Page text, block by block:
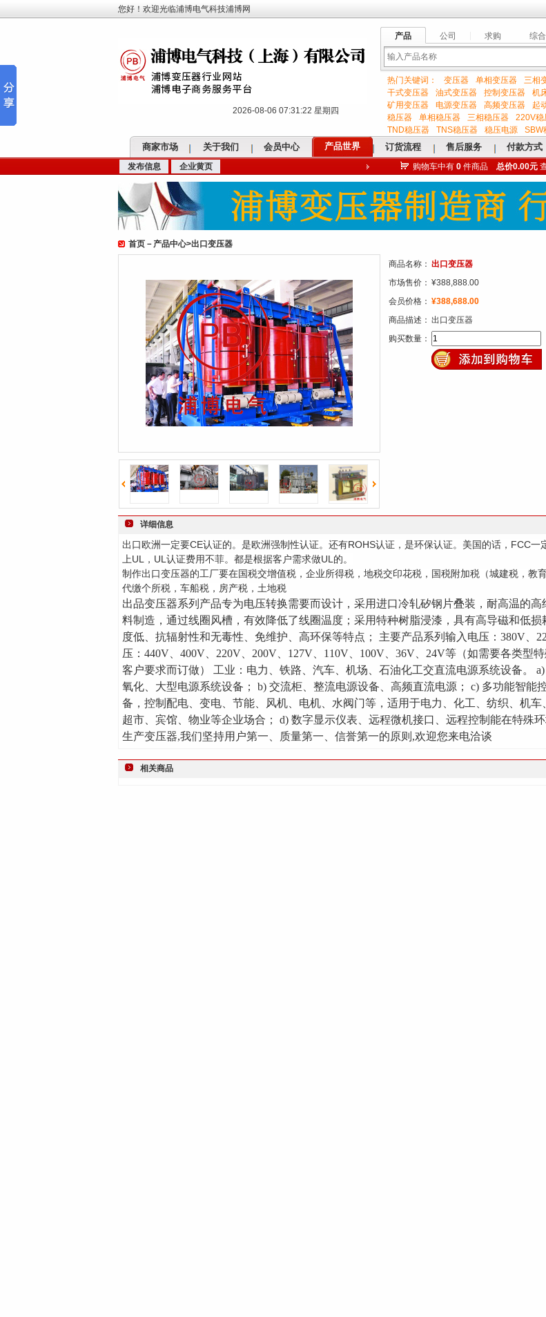
您好！欢迎光临浦博电气科技浦博网
2026-08-06 07:31:23 星期四
产品 公司 求购 综合
输热门关键词： 变压器 单相变压器 三相
干式变压器
油式变压器 控制变压器 机
矿用变压器
电源变压器 高频变压器 起
稳压器
单相稳压器 三相稳压器 220V稳
TND稳压器
TNS稳压器 稳压电源 SBW
商家市场 关于我们 会员中心 产品世界 订货流程 售后服务 付款方式
发布信息 企业黄页 购物车中有 0 件商品 总价0.00元
首页 － 产品中心>出口变压器
商品名称： 出口变压器
市场售价： ¥388,888.00
会员价格： ¥388,688.00
商品描述： 出口变压器
购买数量：
详细信息
出口欧洲一定要CE认证的。是欧洲强制性认证。还有ROHS认证，是环保认证。美国的话， FCC一
上UL ， UL 认证费用不菲。都是根据客户需求做UL 的。
制作出口变压器的工厂要在国税交增值税，企业所得税，地税交印花税，国税附加税（城建税，教
代缴个所税，车船税，房产税，土地税
出品变压器系列产品专为电压转换需要而设计，采用进口冷轧矽钢片叠装，耐高温的高
料制造，通过线圈风槽，有效降低了线圈温度；采用特种树脂浸漆，具有高导磁和低损
度低、抗辐射性和无毒性、免维护、高环保等特点； 主要产品系列输入电压：380V、
压：440V、400V、220V、200V、127V、110V、100V、36V、24V等（如需要各类型
客户要求而订做） 工业：电力、铁路、汽车、机场、石油化工交直流电源系统设备。 a)
氧化、大型电源系统设备； b) 交流柜、整流电源设备、高频直流电源； c) 多功能智能
备，控制配电、变电、节能、风机、电机、水阀门等，适用于电力、化工、纺织、机车
超市、宾馆、物业等企业场合； d) 数字显示仪表、远程微机接口、远程控制能在特殊
生产变压器,我们坚持用户第一、质量第一、信誉第一的原则,欢迎您来电洽谈
相关商品